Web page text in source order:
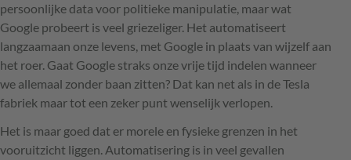
persoonlijke data voor politieke manipulatie, maar wat
Google probeert is veel griezeliger. Het automatiseert
langzaamaan onze levens, met Google in plaats van wijzelf aan
het roer. Gaat Google straks onze vrije tijd indelen wanneer
we allemaal zonder baan zitten? Dat kan net als in de Tesla
fabriek maar tot een zeker punt wenselijk verlopen.
Het is maar goed dat er morele en fysieke grenzen in het
vooruitzicht liggen. Automatisering is in veel gevallen